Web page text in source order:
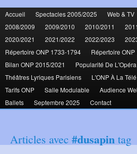
Accueil Spectacles 2005/2025 Web & TV
2008/2009
2009/2010 2010/2011
2020/2021
2021/2022 2022/2023
Répertoire ONP 1733-1794
Répertoire ONP
Bilan ONP 2015/2021
Popularité De L'Opéra
Théâtres Lyriques Parisiens
L'ONP À La Télé
Tarifs ONP
Salle Modulable Audience
Ballets
Septembre 2025 Contact
Articles avec #dusapin tag